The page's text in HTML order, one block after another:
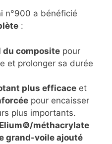
n°900 a bénéficié
:
du composite pour
et prolonger sa durée
plus efficace et
pour encaisser
plus importants.
méthacrylate
grand-voile ajouté